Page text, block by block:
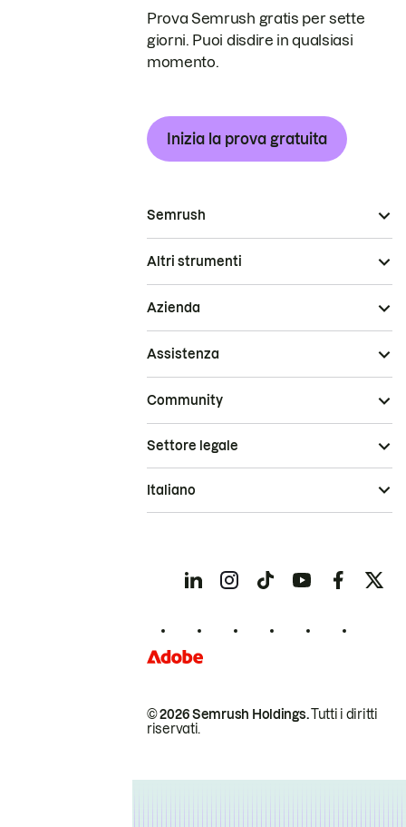
Prova Semrush gratis per sette
giorni. Puoi disdire in qualsiasi
momento.
Inizia la prova gratuita
Semrush
Altri strumenti
Azienda
Assistenza
Community
© 2026 Semrush Holdings.Tutti i diritti
riservati.
Settore legale
Italiano